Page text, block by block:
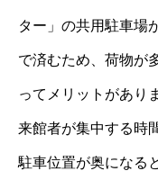
ター」の共用駐車場
で済むため、荷物が
ってメリットがあり
来館者が集中する時
駐車位置が奥になる